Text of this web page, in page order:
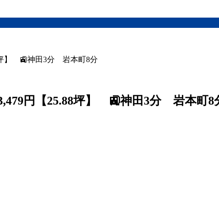
坪】 🚉神田3分 岩本町8分
円【25.88坪】 🚉神田3分 岩本町8